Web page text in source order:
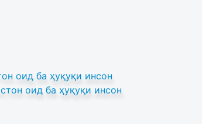
оид ба ҳуқуқи инсон
оид ба ҳуқуқи инсон